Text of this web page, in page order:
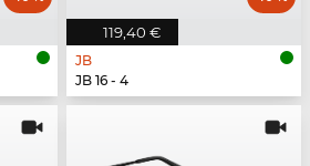
119,40 €
JB
JB 16 - 4